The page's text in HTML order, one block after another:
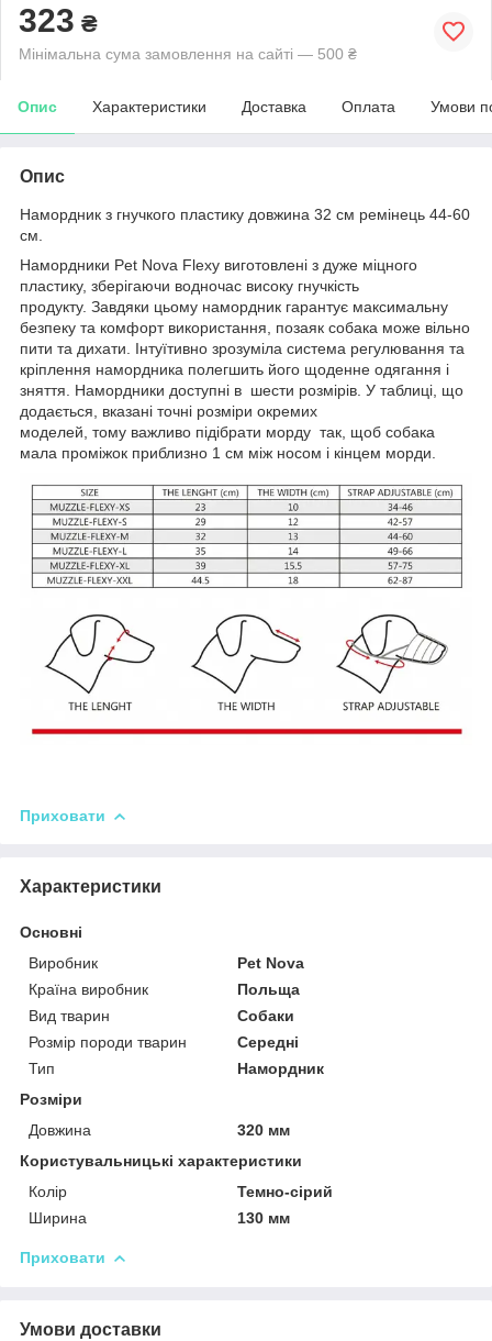
323 ₴
Мінімальна сума замовлення на сайті — 500 ₴
Опис Характеристики Доставка Оплата Умови
Опис
Намордник з гнучкого пластику довжина 32 см ремінець 44-60
см.
Намордники Pet Nova Flexy виготовлені з дуже міцного
пластику, зберігаючи водночас високу гнучкість
продукту. Завдяки цьому намордник гарантує максимальну
безпеку та комфорт використання, позаяк собака може вільно
пити та дихати. Інтуїтивно зрозуміла система регулювання та
кріплення намордника полегшить його щоденне одягання і
зняття. Намордники доступні в шести розмірів. У таблиці, що
додається, вказані точні розміри окремих
моделей, тому важливо підібрати морду так, щоб собака
мала проміжок приблизно 1 см між носом і кінцем морди.
Приховати
Характеристики
Основні
Виробник
Pet Nova
Країна виробник
Польща
Вид тварин
Собаки
Розмір породи тварин
Середні
Тип
Намордник
Розміри
Довжина
320 мм
Користувальницькі характеристики
Колір
Темно-сірий
Ширина
130 мм
Приховати
Умови доставки